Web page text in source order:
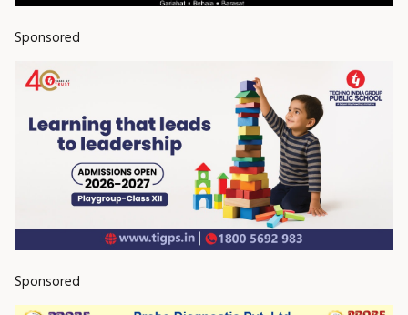
Sponsored
Sponsored